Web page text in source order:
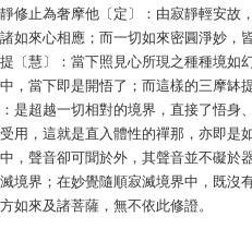
修止為奢摩他〔定〕：由寂靜輕安故
如來心相應；而一切如來密圓淨妙，
〔慧〕：當下照見心所現之種種境如
，當下即是開悟了；而這樣的三摩缽
是超越一切相對的境界，直接了悟身
用，這就是直入體性的禪那，亦即是
，聲音卻可聞於外，其聲音並不礙於
境界；在妙覺隨順寂滅境界中，既沒
如來及諸菩薩，無不依此修證。